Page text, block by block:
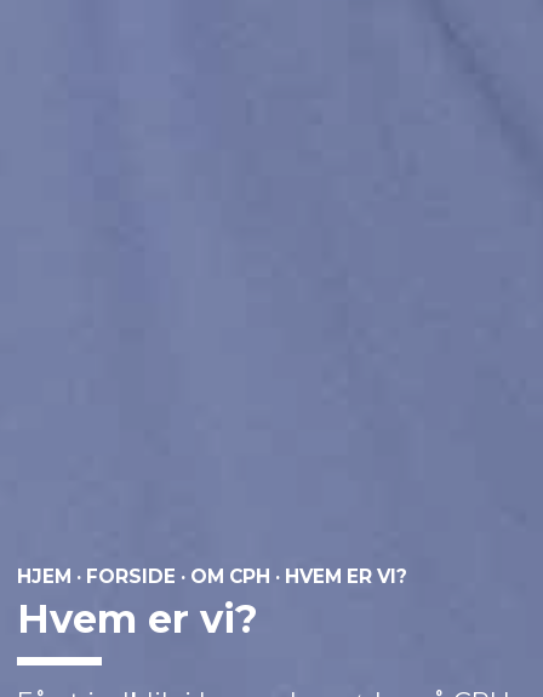
HJEM · FORSIDE · OM CPH · HVEM ER VI?
Hvem er vi?